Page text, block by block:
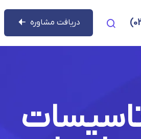
دریافت مشاوره
تاسیسات